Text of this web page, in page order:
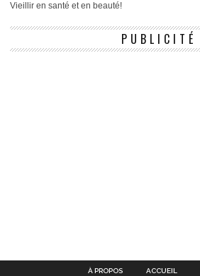
Vieillir en santé et en beauté!
PUBLICITÉ
À PROPOS ACCUEIL